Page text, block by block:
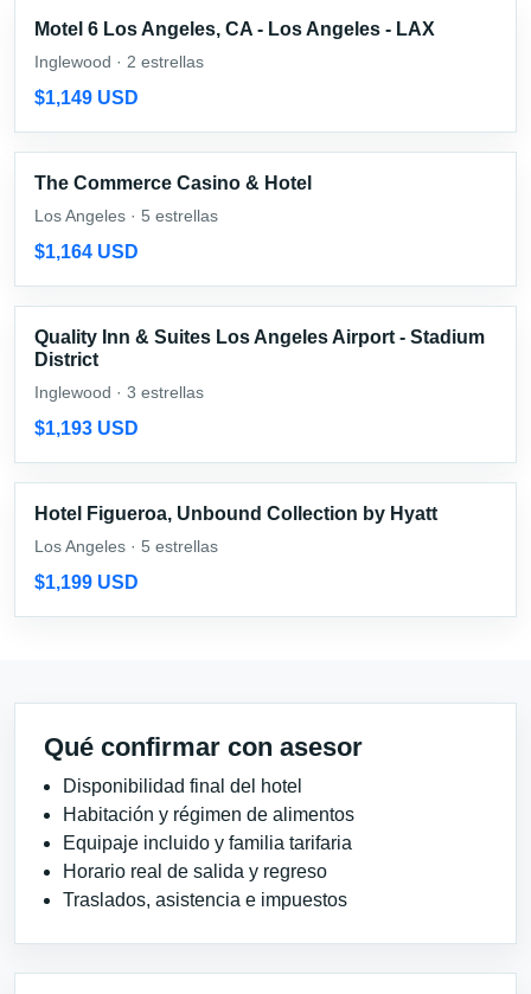
Motel 6 Los Angeles, CA - Los Angeles - LAX
Inglewood · 2 estrellas
$1,149 USD
The Commerce Casino & Hotel
Los Angeles · 5 estrellas
$1,164 USD
Quality Inn & Suites Los Angeles Airport - Stadium
District
Inglewood · 3 estrellas
$1,193 USD
Hotel Figueroa, Unbound Collection by Hyatt
Los Angeles · 5 estrellas
$1,199 USD
Qué confirmar con asesor
Disponibilidad final del hotel
Habitación y régimen de alimentos
Equipaje incluido y familia tarifaria
Horario real de salida y regreso
Traslados, asistencia e impuestos